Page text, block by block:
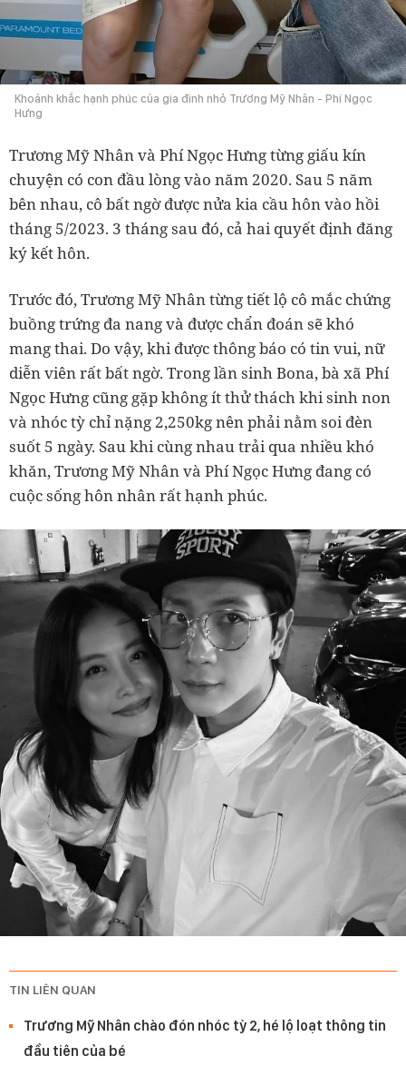
Khoảnh khắc hạnh phúc của gia đình nhỏ Trương Mỹ Nhân - Phí Ngọc
Hưng
Trương Mỹ Nhân và Phí Ngọc Hưng từng giấu kín
chuyện có con đầu lòng vào năm 2020. Sau 5 năm
bên nhau, cô bất ngờ được nửa kia cầu hôn vào hồi
tháng 5/2023. 3 tháng sau đó, cả hai quyết định đăng
ký kết hôn.
Trước đó, Trương Mỹ Nhân từng tiết lộ cô mắc chứng
buồng trứng đa nang và được chẩn đoán sẽ khó
mang thai. Do vậy, khi được thông báo có tin vui, nữ
diễn viên rất bất ngờ. Trong lần sinh Bona, bà xã Phí
Ngọc Hưng cũng gặp không ít thử thách khi sinh non
và nhóc tỳ chỉ nặng 2,250kg nên phải nằm soi đèn
suốt 5 ngày. Sau khi cùng nhau trải qua nhiều khó
khăn, Trương Mỹ Nhân và Phí Ngọc Hưng đang có
cuộc sống hôn nhân rất hạnh phúc.
TIN LIÊN QUAN
Trương Mỹ Nhân chào đón nhóc tỳ 2, hé lộ loạt thông tin
đầu tiên của bé